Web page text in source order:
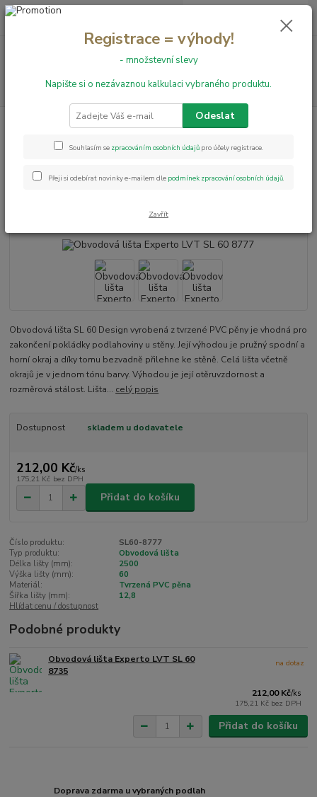
Hledat
+420 731 199 591 0,00 Kč
Obvodové lišty Obvodové lišty k Experto LVT 30
Obvodová lišta Experto LVT SL
60 8777
Obvodová lišta SL 60 Design vyrobená z tvrzené PVC pěny je vhodná pro
zakončení pokládky podlahoviny u stěny. Její výhodou je pružný spodní a
horní okraj a díky tomu bezvadně přilehne ke stěně. Celá lišta včetně
okrajů je v jednom tónu barvy. Výhodou je její otěruvzdornost a
rozměrová stálost. Lišta... celý popis
Dostupnost skladem u dodavatele
212,00 Kč/ks
175,21 Kč bez DPH
Přidat do košíku
Číslo produktu:
SL60-8777
Typ produktu:
Obvodová lišta
Délka lišty (mm):
2500
Výška lišty (mm):
60
Materiál:
Tvrzená PVC pěna
Šířka lišty (mm):
12,8
Hlídat cenu / dostupnost
Podobné produkty
Obvodová lišta Experto LVT SL 60
8735
212,00 Kč/ks
175,21 Kč bez DPH
na dotaz
Přidat do košíku
Doprava zdarma u vybraných podlah
Registrace = výhody!
- množstevní slevy
Napište si o nezávaznou kalkulaci vybraného produktu.
Odeslat
Souhlasím se zpracováním osobních údajů pro účely registrace.
Přeji si odebírat novinky e-mailem dle podmínek zpracování osobních údajů.
Zavřít